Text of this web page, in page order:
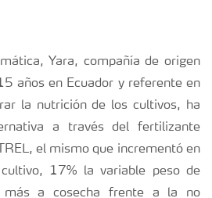
Yara, compañía de origen
años en Ecuador y referente en
la nutrición de los cultivos, ha
a través del fertilizante
el mismo que incrementó en
17% la variable peso de
a cosecha frente a la no